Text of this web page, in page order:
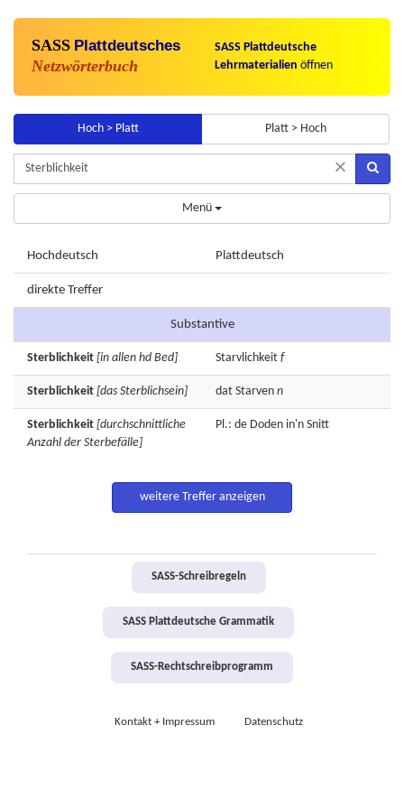
SASS Plattdeutsches
Netzwörterbuch
SASS Plattdeutsche
Lehrmaterialien öffnen
Hoch > Platt Platt > Hoch
×
Menü
Hochdeutsch Plattdeutsch
direkte Treffer
Substantive
Sterblichkeit [in allen hd Bed] Starvlichkeit f
Sterblichkeit [das Sterblichsein] dat Starven n
Sterblichkeit [durchschnittliche
Anzahl der Sterbefälle]
Pl.: de Doden in'n Snitt
weitere Treffer anzeigen
SASS-Schreibregeln
SASS Plattdeutsche Grammatik
SASS-Rechtschreibprogramm
Kontakt + Impressum Datenschutz